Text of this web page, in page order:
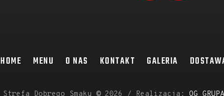
HOME MENU O NAS KONTAKT GALERIA
Strefa Dobrego Smaku ©2026 / Realizacja: OG GRUPA